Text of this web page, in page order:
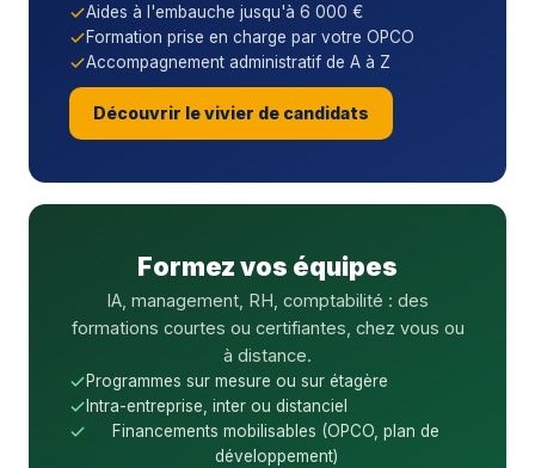
Aides à l'embauche jusqu'à 6 000 €
Formation prise en charge par votre OPCO
Accompagnement administratif de A à Z
Découvrir le vivier de candidats
Formez vos équipes
IA, management, RH, comptabilité : des
formations courtes ou certifiantes, chez vous ou
à distance.
Programmes sur mesure ou sur étagère
Intra-entreprise, inter ou distanciel
Financements mobilisables (OPCO, plan de
développement)